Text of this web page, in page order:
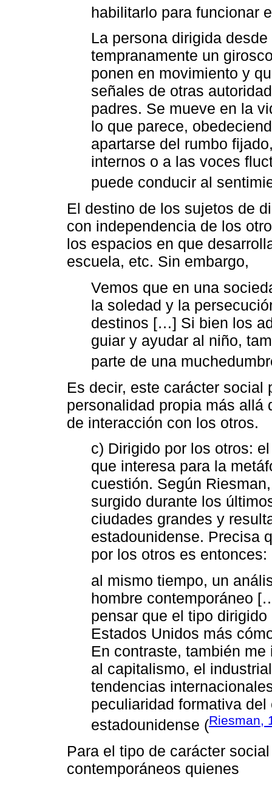
habilitarlo para funcionar
La persona dirigida
tempranamente un
ponen en movimiento y
señales de otras
padres. Se mueve en la
lo que parece,
apartarse del rumbo
internos o a las voces
puede conducir al
El destino de los sujetos de
con independencia de los
los espacios en que
escuela, etc. Sin embargo,
Vemos que en una
la soledad y la
destinos […] Si bien los
guiar y ayudar al niño,
parte de una
Es decir, este carácter
personalidad propia más allá
de interacción con los otros.
c) Dirigido por los otros:
que interesa para la
cuestión. Según
surgido durante los
ciudades grandes y
estadounidense. Precisa
por los otros es entonces:
al mismo tiempo, un
hombre contemporáneo
pensar que el tipo
Estados Unidos más
En contraste, también
al capitalismo, el
tendencias
peculiaridad formativa
estadounidense (Riesman,
Para el tipo de carácter
contemporáneos quienes